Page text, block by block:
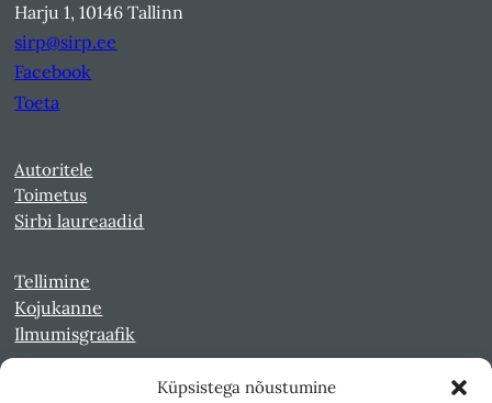
Küpsistega nõustumine
Harju 1, 10146 Tallinn
sirp@sirp.ee
Facebook
Toeta
Autoritele
Toimetus
Sirbi laureaadid
Tellimine
Kojukanne
Ilmumisgraafik